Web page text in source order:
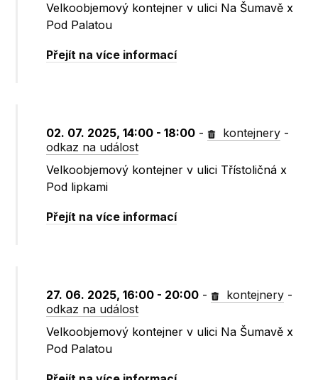
Velkoobjemový kontejner v ulici Na Šumavě x
Pod Palatou
Přejít na více informací
02. 07. 2025, 14:00 - 18:00 - kontejnery -
odkaz na událost
Velkoobjemový kontejner v ulici Třístoličná x
Pod lipkami
Přejít na více informací
27. 06. 2025, 16:00 - 20:00 - kontejnery -
odkaz na událost
Velkoobjemový kontejner v ulici Na Šumavě x
Pod Palatou